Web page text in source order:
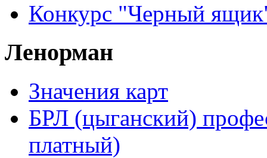
Конкурс "Черный
Ленорман
Значения карт
БРЛ (цыганский)
платный)